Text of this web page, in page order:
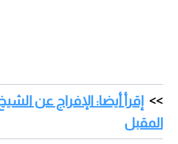
إقرأ أيضا: الإفراج عن
المقبل